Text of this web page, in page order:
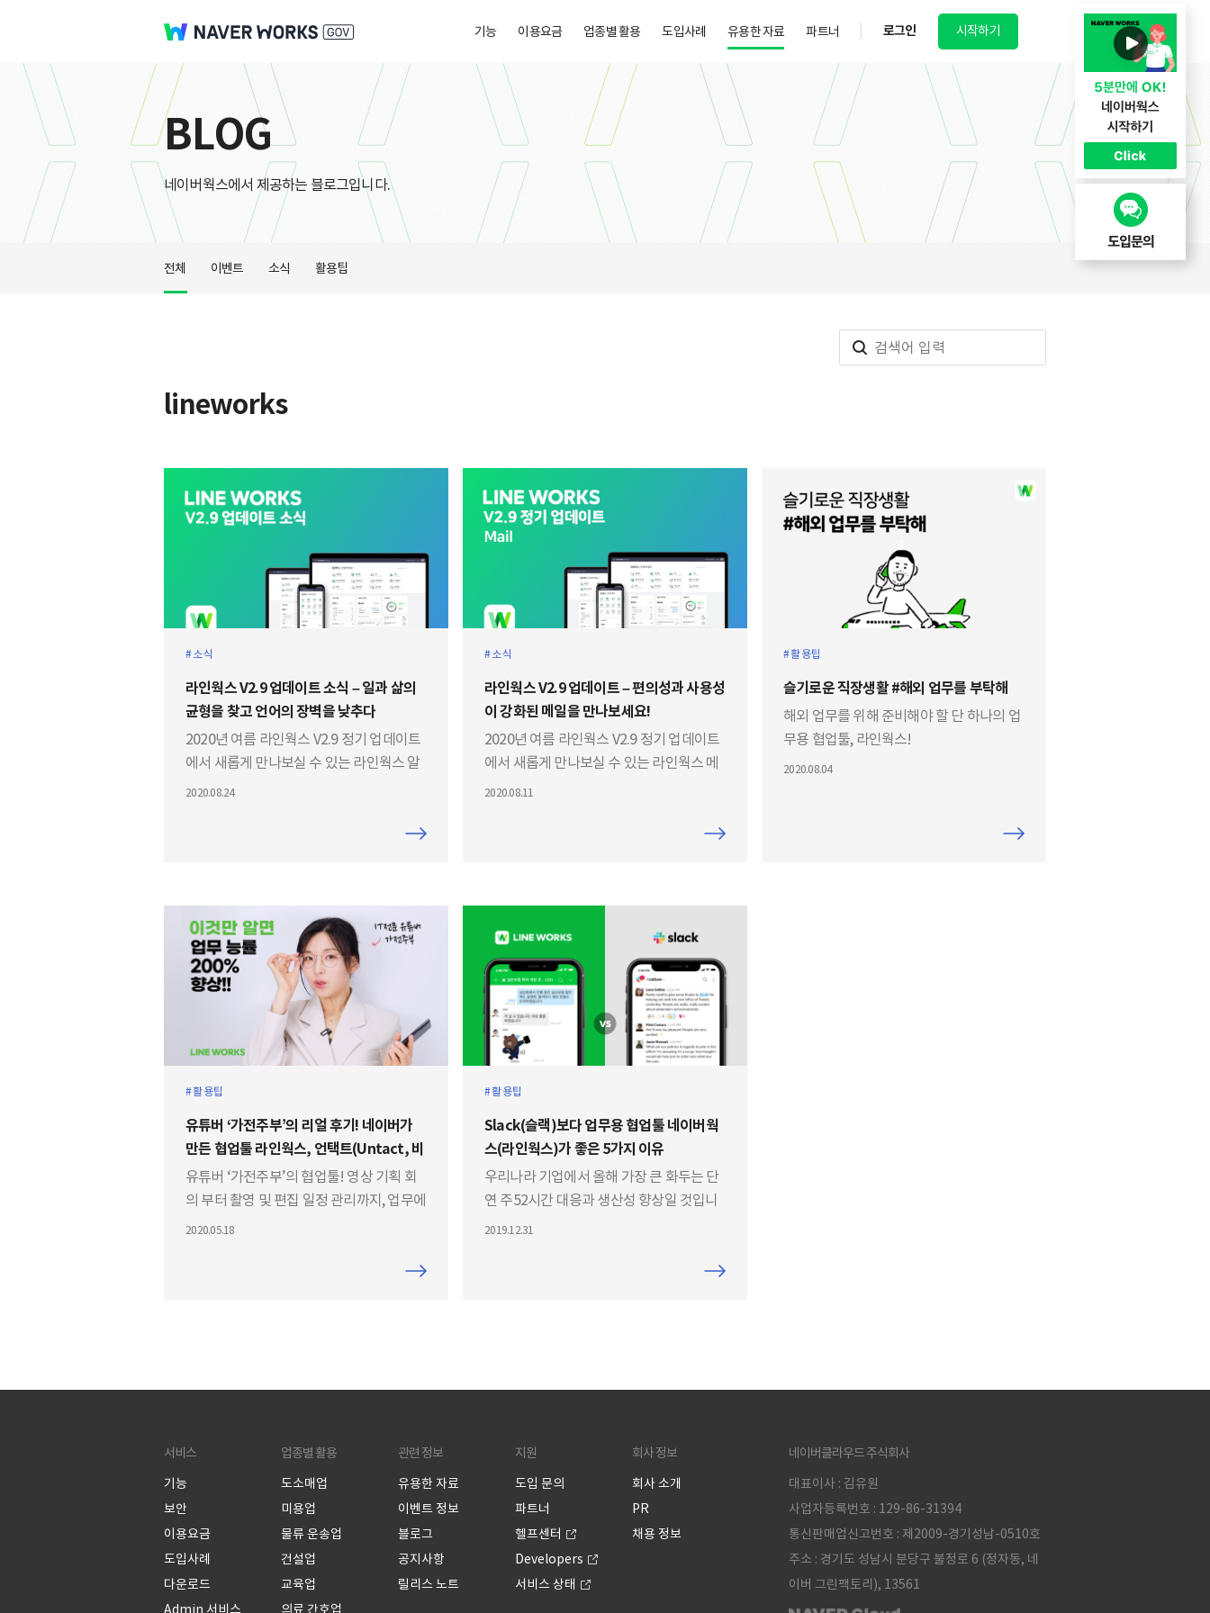
기능 이용요금 업종별 활용 도입사례 유용한 자료 파트너 로그인 시작하기
BLOG
네이버웍스에서 제공하는 블로그입니다.
전체 이벤트 소식 활용팁
lineworks
소식
라인웍스 V2.9 업데이트 소식 – 일과 삶의
균형을 찾고 언어의 장벽을 낮추다
2020년 여름 라인웍스 V2.9 정기 업데이트
에서 새롭게 만나보실 수 있는 라인웍스 알
람 및 번역!
2020.08.24
소식
라인웍스 V2.9 업데이트 – 편의성과 사용성
이 강화된 메일을 만나보세요!
2020년 여름 라인웍스 V2.9 정기 업데이트
에서 새롭게 만나보실 수 있는 라인웍스 메
일!
2020.08.11
활용팁
슬기로운 직장생활 #해외 업무를 부탁해
해외 업무를 위해 준비해야 할 단 하나의 업
무용 협업툴, 라인웍스!
라인웍스로 안정적이고 빠른 해외 업무를
2020.08.04
활용팁
유튜버 ‘가전주부’의 리얼 후기! 네이버가
만든 협업툴 라인웍스, 언택트(Untact, 비
대면) 시대에 필요한 모든 협업기능을 제공
합니다.
유튜버 ‘가전주부’의 협업툴! 영상 기획 회
의 부터 촬영 및 편집 일정 관리까지, 업무에
꼭 필요한 기능이 라인웍스 모바일앱 하나
합니다. 누구나 쉽게 이용하는 라인웍스의
세요. – 라인웍스 홈페이지 : http://gov-
http://guide.worksmobile.com/ko 코로
나19 극복을 라인웍스가 돕겠습니다. 라인
웍스 무료제공에 설치까지 도와드립니다. –
자세히 보기: http://gov-
naverworks.com/telework
2020.05.18
활용팁
Slack(슬랙)보다 업무용 협업툴 네이버웍
스(라인웍스)가 좋은 5가지 이유​
우리나라 기업에서 올해 가장 큰 화두는 단
연 주52시간 대응과 생산성 향상일 것입니
다. 일할 수 있는 시간은 줄어들었는데, 동일
산성이 높아져야겠죠? 그 때문에 많은 기업
었습니다. 그 중, 저희에게 Slack과 비교를
좋은 이유 5가지! 첫째. 네이버웍스는 모바
일에 최적화된 사용성을 제공합니다. 네이
버웍스는 하나의 모바일앱에서 메일, 메시
지, 일정, 드라이브 등 모든
2019.12.31
서비스
기능
보안
이용요금
도입사례
다운로드
Admin 서비스
업종별 활용
도소매업
미용업
물류 운송업
건설업
교육업
의료 간호업
관련 정보
유용한 자료
이벤트 정보
블로그
공지사항
릴리스 노트
지원
도입 문의
파트너
헬프센터
Developers
서비스 상태
회사 정보
회사 소개
PR
채용 정보
네이버클라우드 주식회사
대표이사 : 김유원
사업자등록번호 : 129-86-31394
통신판매업신고번호 : 제2009-경기성남-0510호
주소 : 경기도 성남시 분당구 불정로 6 (정자동, 네
이버 그린팩토리), 13561